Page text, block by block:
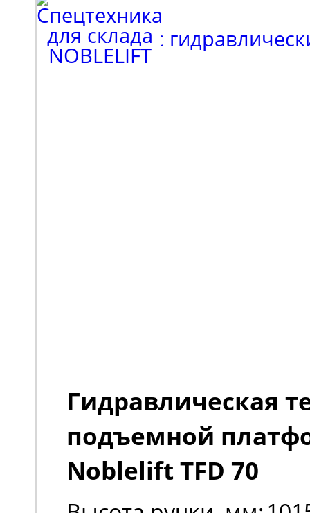
Гидравлическая
подъемной
Noblelift TFD 70